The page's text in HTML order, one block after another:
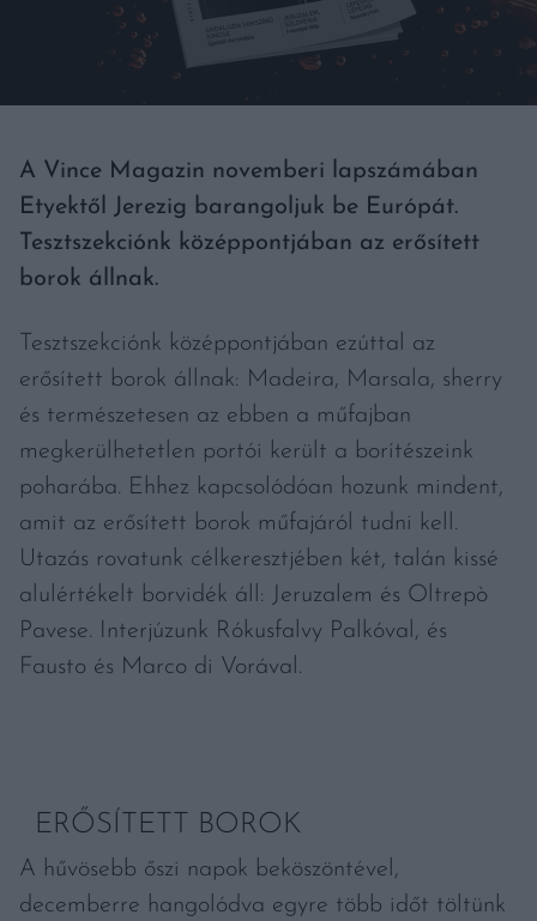
A Vince Magazin novemberi lapszámában
Etyektől Jerezig barangoljuk be Európát.
Tesztszekciónk középpontjában az erősített
borok állnak.
Tesztszekciónk középpontjában ezúttal az
erősített borok állnak: Madeira, Marsala, sherry
és természetesen az ebben a műfajban
megkerülhetetlen portói került a borítészeink
poharába. Ehhez kapcsolódóan hozunk mindent,
amit az erősített borok műfajáról tudni kell.
Utazás rovatunk célkeresztjében két, talán kissé
alulértékelt borvidék áll: Jeruzalem és Oltrepò
Pavese. Interjúzunk Rókusfalvy Palkóval, és
Fausto és Marco di Vorával.
ERŐSÍTETT BOROK
A hűvösebb őszi napok beköszöntével,
decemberre hangolódva egyre több időt töltünk